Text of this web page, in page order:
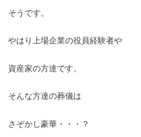
そうです。
やはり上場企業の役員経験者や
資産家の方達です。
そんな方達の葬儀は
さぞかし豪華・・・？